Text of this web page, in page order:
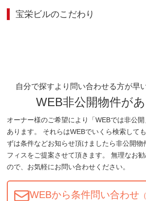
宝栄ビルのこだわり
自分で探すより問い合わせる方が早
WEB非公開物件が
オーナー様のご希望により「WEBでは非公
あります。 それらはWEBでいくら検索して
ずは条件などお知らせ頂けましたら非公開物
フィスをご提案させて頂きます。 無理なお
ので、お気軽にお問い合わせください。
WEBから条件問い合わせ